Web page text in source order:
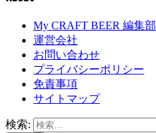
My CRAFT BEER 編集部
運営会社
お問い合わせ
プライバシーポリシー
免責事項
サイトマップ
検索: